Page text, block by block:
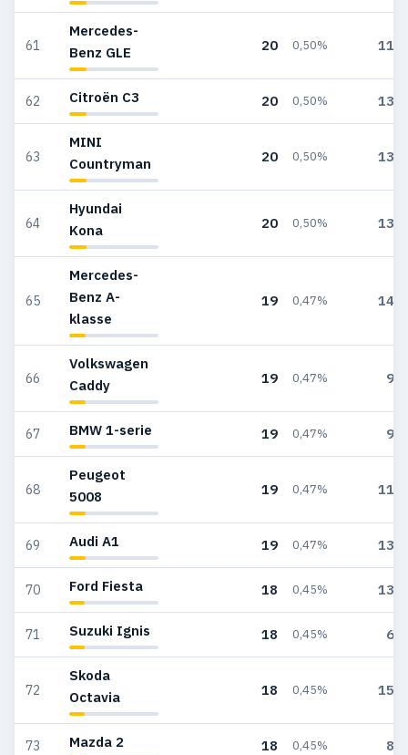
61
Mercedes-
Benz GLE
20 0,50% 115
62 Citroën C3 20 0,50% 131
63
MINI
Countryman
20 0,50% 134
64
Hyundai
Kona
20 0,50% 138
65
Mercedes-
Benz A-
klasse
19 0,47% 146
66
Volkswagen
Caddy
19 0,47% 97
67 BMW 1-serie 19 0,47% 99
68
Peugeot
5008
19 0,47% 112
69 Audi A1 19 0,47% 136
70 Ford Fiesta 18 0,45% 130
71 Suzuki Ignis 18 0,45% 69
72
Skoda
Octavia
18 0,45% 151
73 Mazda 2 18 0,45% 89